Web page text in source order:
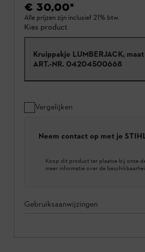
€ 30,00*
Alle prijzen zijn inclusief 21% btw.
Kies product
Kruippakje LUMBERJACK,
ART.-NR. 04204500668
Vergelijken
Neem contact op met je
Koop dit product ter plaatse bij onze
meer informatie over de
Gebruiksaanwijzingen